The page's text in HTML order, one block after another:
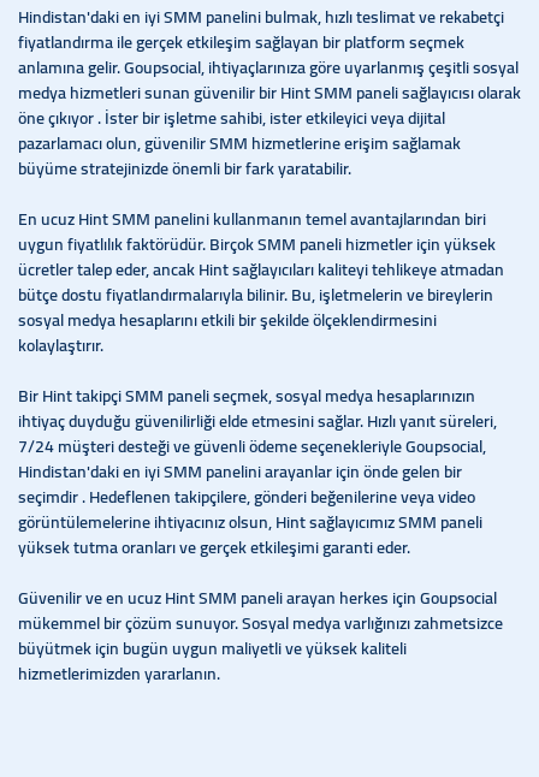
Hindistan'daki en iyi SMM panelini bulmak, hızlı teslimat ve rekabetçi
fiyatlandırma ile gerçek etkileşim sağlayan bir platform seçmek
anlamına gelir. Goupsocial, ihtiyaçlarınıza göre uyarlanmış çeşitli sosyal
medya hizmetleri sunan güvenilir bir Hint SMM paneli sağlayıcısı olarak
öne çıkıyor . İster bir işletme sahibi, ister etkileyici veya dijital
pazarlamacı olun, güvenilir SMM hizmetlerine erişim sağlamak
büyüme stratejinizde önemli bir fark yaratabilir.
En ucuz Hint SMM panelini kullanmanın temel avantajlarından biri
uygun fiyatlılık faktörüdür. Birçok SMM paneli hizmetler için yüksek
ücretler talep eder, ancak Hint sağlayıcıları kaliteyi tehlikeye atmadan
bütçe dostu fiyatlandırmalarıyla bilinir. Bu, işletmelerin ve bireylerin
sosyal medya hesaplarını etkili bir şekilde ölçeklendirmesini
kolaylaştırır.
Bir Hint takipçi SMM paneli seçmek, sosyal medya hesaplarınızın
ihtiyaç duyduğu güvenilirliği elde etmesini sağlar. Hızlı yanıt süreleri,
7/24 müşteri desteği ve güvenli ödeme seçenekleriyle Goupsocial,
Hindistan'daki en iyi SMM panelini arayanlar için önde gelen bir
seçimdir . Hedeflenen takipçilere, gönderi beğenilerine veya video
görüntülemelerine ihtiyacınız olsun, Hint sağlayıcımız SMM paneli
yüksek tutma oranları ve gerçek etkileşimi garanti eder.
Güvenilir ve en ucuz Hint SMM paneli arayan herkes için Goupsocial
mükemmel bir çözüm sunuyor. Sosyal medya varlığınızı zahmetsizce
büyütmek için bugün uygun maliyetli ve yüksek kaliteli
hizmetlerimizden yararlanın.